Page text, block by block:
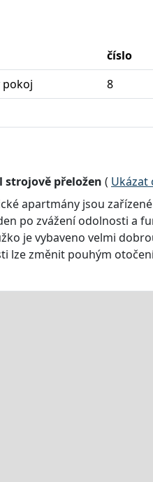
číslo
pokoj
8
strojově přeložen ( Ukázat
apartmány jsou
po zvážení odolnosti a
je vybaveno velmi
lze změnit pouhým